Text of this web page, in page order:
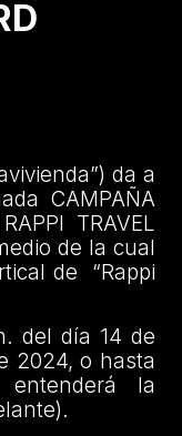
da a
CAMPAÑA
TRAVEL
de la cual
de “Rappi
del día 14 de
2024, o hasta
la